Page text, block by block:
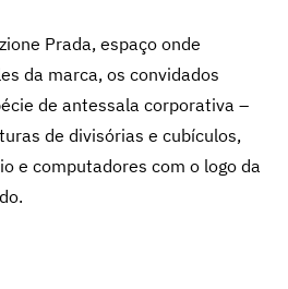
Prada, espaço onde
da marca, os convidados
de antessala corporativa –
de divisórias e cubículos,
e computadores com o logo da